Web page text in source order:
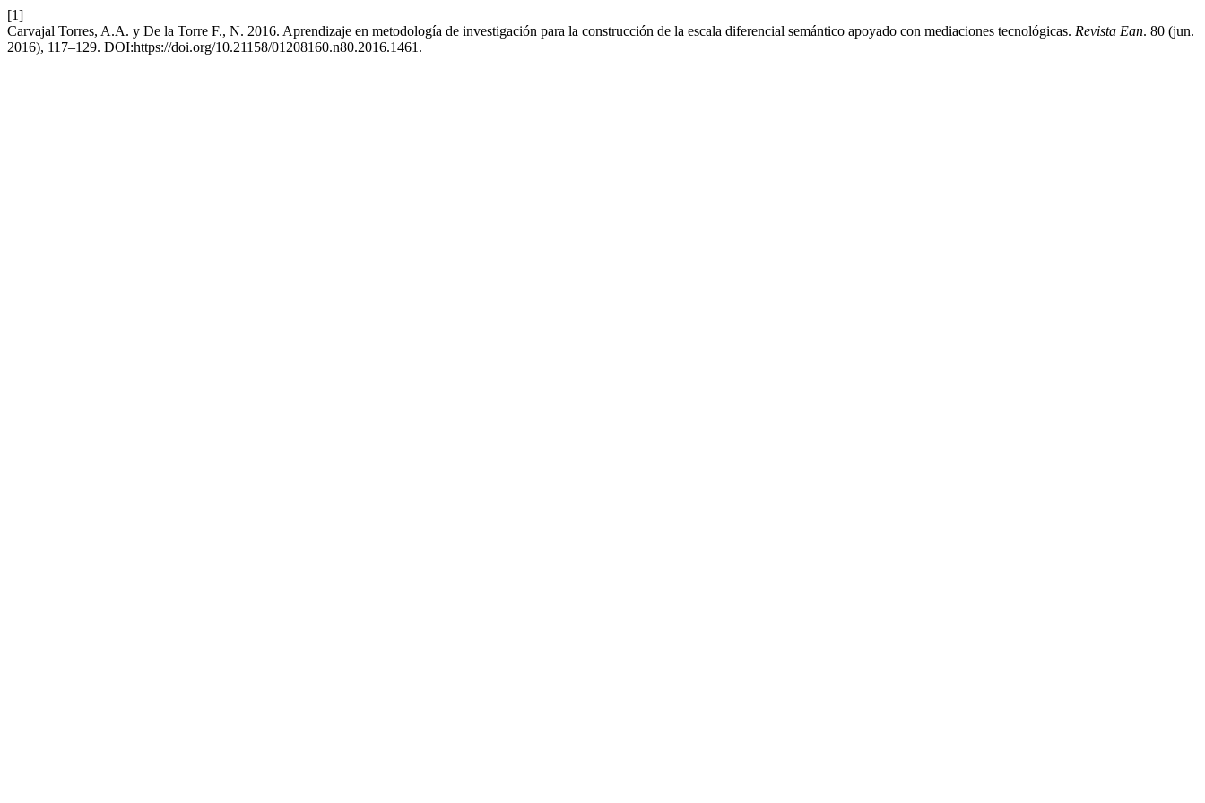
[1]
Carvajal Torres, A.A. y De la Torre F., N. 2016. Aprendizaje en metodología de investigación para la construcción de la escala diferencial semántico apoyado con mediaciones tecnológicas. Revista Ean. 80 (jun.
2016), 117–129. DOI:https://doi.org/10.21158/01208160.n80.2016.1461.